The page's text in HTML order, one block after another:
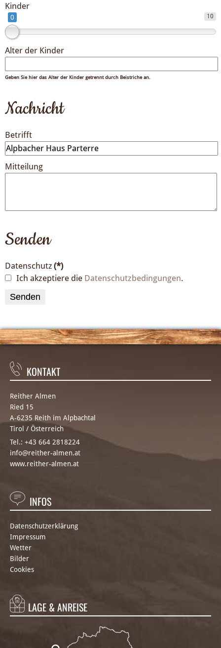
Kinder
10
0
Alter der Kinder
Geben Sie hier das Alter der Kinder getrennt durch Beistriche an.
Nachricht
Betrifft
Mitteilung
Senden
Datenschutz (*)
Ich akzeptiere die Datenschutzbedingungen.
Senden
KONTAKT
Reither Almen
Ried 15
A-6235 Reith im Alpbachtal
Tirol / Österreich
Tel.: +43 664 2818224
info@reither-almen.at
www.reither-almen.at
INFOS
Datenschutzerklärung
Impressum
Wetter
Bilder
Cookies
LAGE & ANREISE